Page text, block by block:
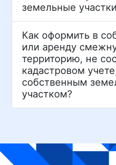
земельные
Как оформить в
или аренду
территорию, не
кадастровом
собственным
участком?